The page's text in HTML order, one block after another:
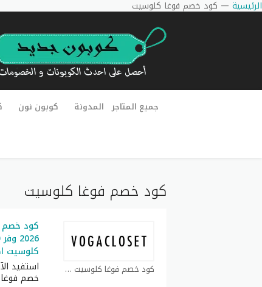
الرئيسية — كود خصم فوغا كلوسيت
جميع المتاجر المدونة كوبون نون
كود خصم فوغا كلوسيت
كود خصم فوغا كلوسيت كوبون
كود خصم
كلوسيت
استفيد
خصم